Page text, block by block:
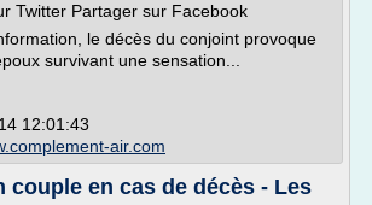
Twitter Partager sur Facebook
le décès du conjoint provoque
survivant une sensation...
12:01:43
air.com
couple en cas de décès - Les